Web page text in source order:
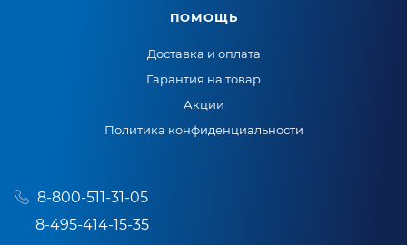
ПОМОЩЬ
Доставка и оплата
Гарантия на товар
Акции
Политика конфиденциальности
8-800-511-31-05
8-495-414-15-35